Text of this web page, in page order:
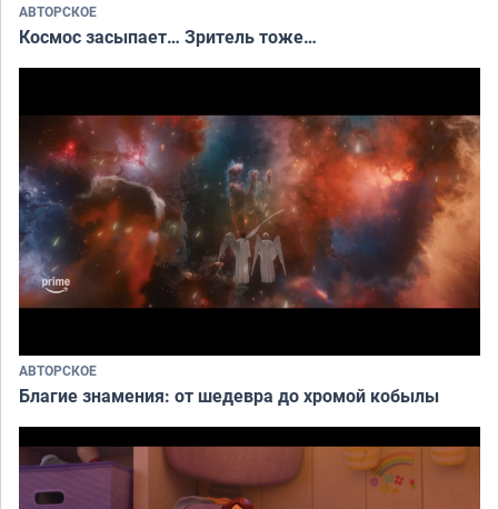
АВТОРСКОЕ
Космос засыпает… Зритель тоже…
АВТОРСКОЕ
Благие знамения: от шедевра до хромой кобылы